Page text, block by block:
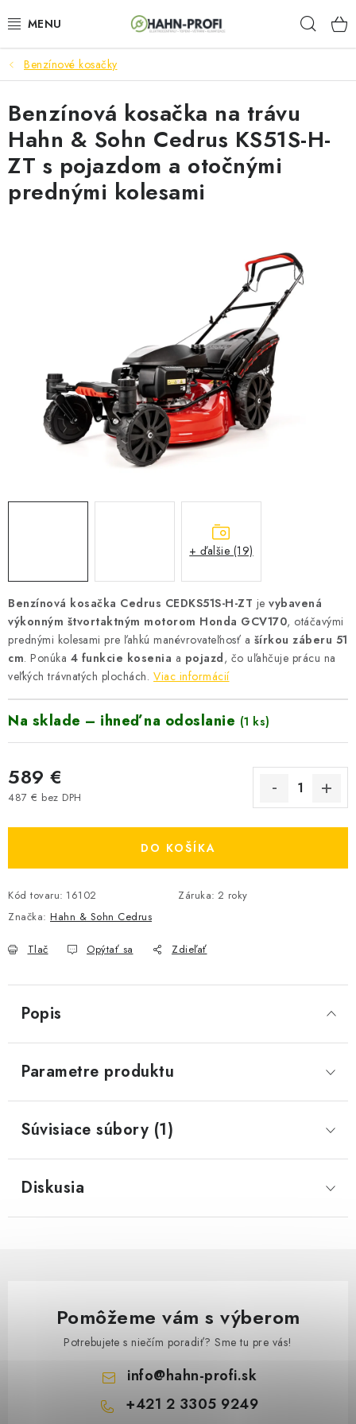
na
ELEKTROCENTRÁLY
ZAHRADNÍ TECHNIKA
STAVEBNÁ TECHNIKA
AKUMULÁTOROVÉ NÁRADIE
OUTLET
ELEKTRICKÉ KRBY
KONTAKTY
Obchodné podmienky
Zásady ochrany osobných údajov
Ceny přepravy
Kontakty
Benzínové kosačky
Benzínová kosačka Cedrus CEDKS51S-H-ZT je vybavená
výkonným štvortaktným motorom Honda GCV170, otáčavými
prednými kolesami pre ľahkú manévrovateľnosť a šírkou záberu 51
cm. Ponúka 4 funkcie kosenia a pojazd, čo uľahčuje prácu na
veľkých trávnatých plochách. Viac informácií
Na sklade – ihneď na odoslanie (1 ks)
589 €
487 € bez DPH
DO KOŠÍKA
Kód tovaru: 16102 Záruka: 2 roky
Značka: Hahn & Sohn Cedrus
Tlač Opýtať sa Zdieľať
Benzínová kosačka na trávu
Hahn & Sohn Cedrus KS51S-H-
ZT s pojazdom a otočnými
prednými kolesami
+ ďalšie (19)
Popis
Parametre produktu
Súvisiace súbory (1)
Diskusia
Pomôžeme vám s výberom
Potrebujete s niečím poradiť? Sme tu pre vás!
info@hahn-profi.sk
+421 2 3305 9249